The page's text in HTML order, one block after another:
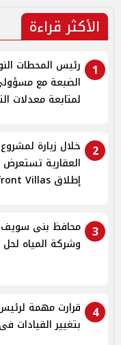
الأكثر قراءة
1
رئيس المحطات
الضبعة مع
لمتابعة معدلات
2
خلال زيارة
العقارية
إطلاق Amare Seafront Villas
3
محافظ بنى
وشركة المياه
4
قرارت مهمة
بتغيير القيادات